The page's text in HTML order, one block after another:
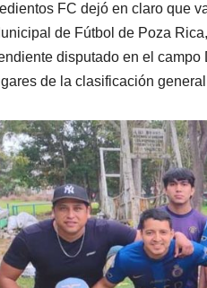
FC dejó en claro que
de Fútbol de Poza
disputado en el
de la clasificación